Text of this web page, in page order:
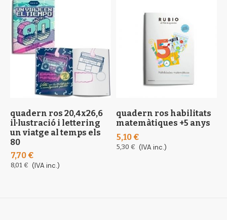
quadern ros 20,4x26,6
il·lustració i lettering
un viatge al temps els
80
7,70 €
8,01 € (IVA inc.)
quadern ros habilitats
matemàtiques +5 anys
5,10 €
5,30 € (IVA inc.)